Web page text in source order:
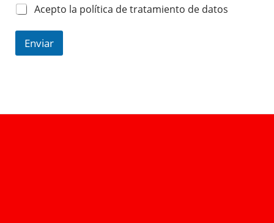
Acepto la política de tratamiento de datos
Enviar